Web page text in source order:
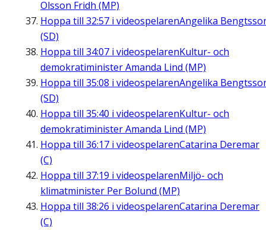
Olsson Fridh (MP)
Hoppa till 32:57 i videospelarenAngelika
(SD)
Hoppa till 34:07 i videospelarenKultur- och
demokratiminister Amanda Lind (MP)
Hoppa till 35:08 i videospelarenAngelika
(SD)
Hoppa till 35:40 i videospelarenKultur- och
demokratiminister Amanda Lind (MP)
Hoppa till 36:17 i videospelarenCatarina Deremar
(C)
Hoppa till 37:19 i videospelarenMiljö- och
klimatminister Per Bolund (MP)
Hoppa till 38:26 i videospelarenCatarina Deremar
(C)